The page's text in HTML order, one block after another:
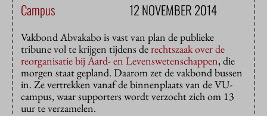
Campus 12 NOVEMBER 2014
Vakbond Abvakabo is vast van plan de publieke
tribune vol te krijgen tijdens derechtszaak over de
reorganisatie bij Aard- en Levenswetenschappen, die
morgen staat gepland. Daarom zet de vakbond bussen
in. Ze vertrekken vanaf de binnenplaats van de VU-
campus, waar supporters wordt verzocht zich om 13
uur te verzamelen.